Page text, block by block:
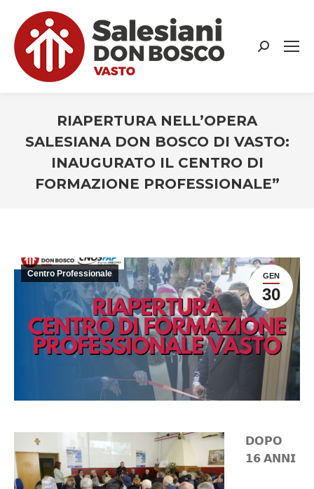
Search:
RIAPERTURA NELL’OPERA
SALESIANA DON BOSCO DI VASTO:
INAUGURATO IL CENTRO DI
FORMAZIONE PROFESSIONALE”
GEN
30
Centro Professionale
𝗗𝗢𝗣𝗢
𝟭𝟲 𝗔𝗡𝗡𝗜